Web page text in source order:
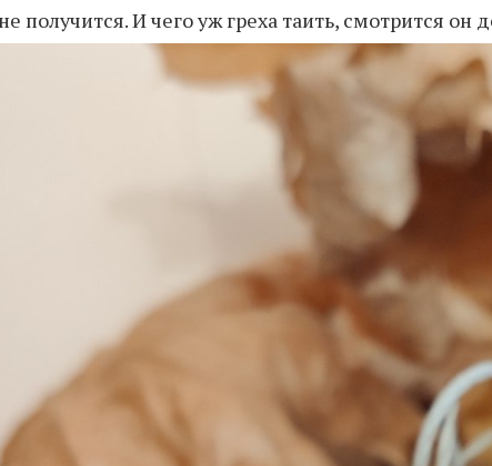
получится. И чего уж греха таить, смотрится он